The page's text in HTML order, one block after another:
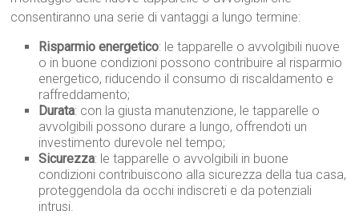
consentiranno una serie di vantaggi a lungo termine:
Risparmio energetico: le tapparelle o avvolgibili nuove
o in buone condizioni possono contribuire al risparmio
energetico, riducendo il consumo di riscaldamento e
raffreddamento;
Durata: con la giusta manutenzione, le tapparelle o
avvolgibili possono durare a lungo, offrendoti un
investimento durevole nel tempo;
Sicurezza: le tapparelle o avvolgibili in buone
condizioni contribuiscono alla sicurezza della tua casa,
proteggendola da occhi indiscreti e da potenziali
intrusi.